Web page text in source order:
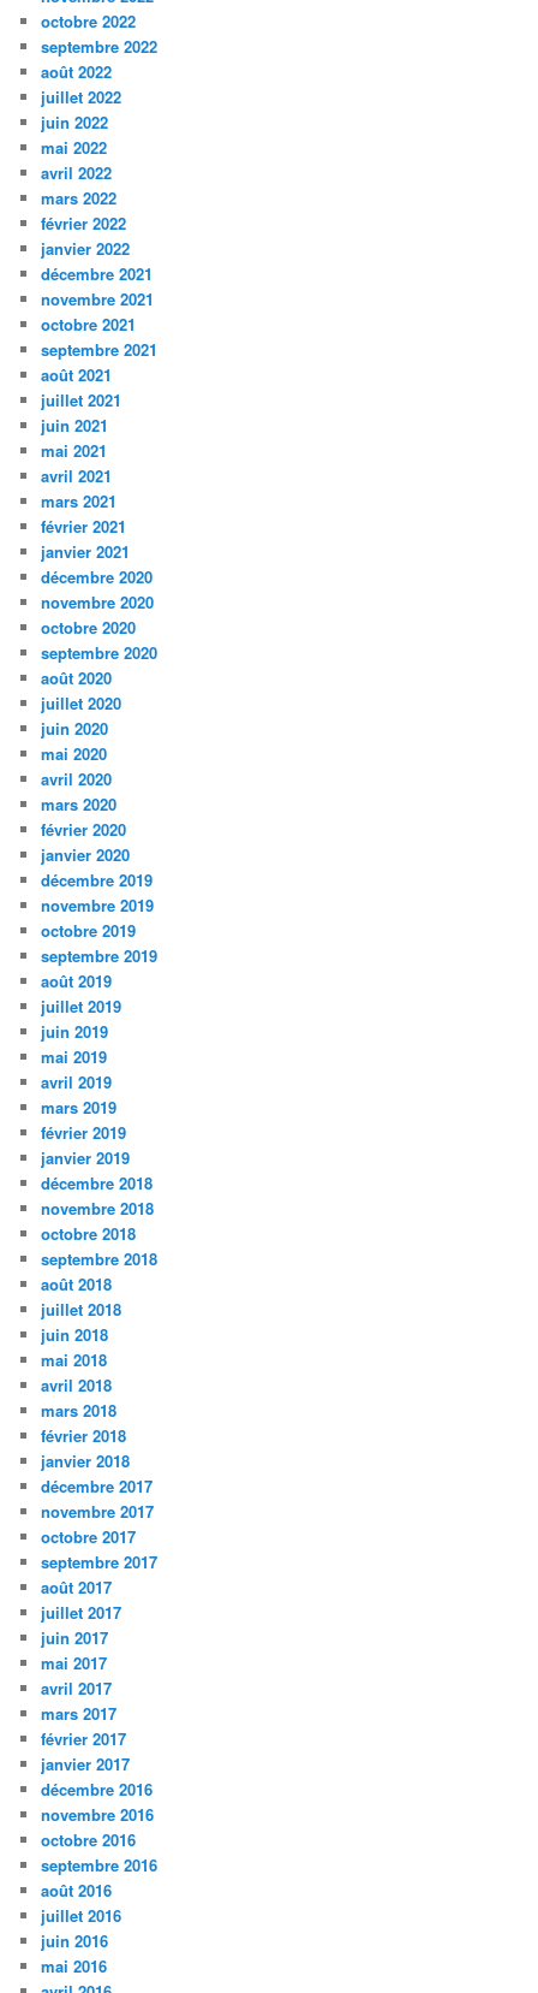
octobre 2022
septembre 2022
août 2022
juillet 2022
juin 2022
mai 2022
avril 2022
mars 2022
février 2022
janvier 2022
décembre 2021
novembre 2021
octobre 2021
septembre 2021
août 2021
juillet 2021
juin 2021
mai 2021
avril 2021
mars 2021
février 2021
janvier 2021
décembre 2020
novembre 2020
octobre 2020
septembre 2020
août 2020
juillet 2020
juin 2020
mai 2020
avril 2020
mars 2020
février 2020
janvier 2020
décembre 2019
novembre 2019
octobre 2019
septembre 2019
août 2019
juillet 2019
juin 2019
mai 2019
avril 2019
mars 2019
février 2019
janvier 2019
décembre 2018
novembre 2018
octobre 2018
septembre 2018
août 2018
juillet 2018
juin 2018
mai 2018
avril 2018
mars 2018
février 2018
janvier 2018
décembre 2017
novembre 2017
octobre 2017
septembre 2017
août 2017
juillet 2017
juin 2017
mai 2017
avril 2017
mars 2017
février 2017
janvier 2017
décembre 2016
novembre 2016
octobre 2016
septembre 2016
août 2016
juillet 2016
juin 2016
mai 2016